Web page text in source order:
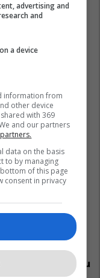
Reklamo këtu
advertising and
and
a device
information from
other device
with 369
and our partners
data on the basis
to by managing
of this page
consent in privacy